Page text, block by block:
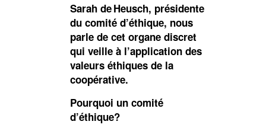
Sarah de Heusch, présidente
du comité d’éthique, nous
parle de cet organe discret
qui veille à l’application des
valeurs éthiques de la
coopérative.
Pourquoi un comité
d’éthique?